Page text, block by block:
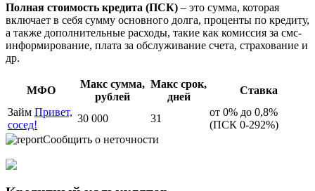
Полная стоимость кредита (ПСК) – это сумма, которая
включает в себя сумму основного долга, проценты по кредиту,
а также дополнительные расходы, такие как комиссия за смс-
информирование, плата за обслуживание счета, страхование и
др.
МФО
Макс сумма,
рублей
Макс срок,
дней
Ставка
Займ Привет,
сосед!
30 000 31
от 0% до 0,8%
(ПСК 0-292%)
Сообщить о неточности